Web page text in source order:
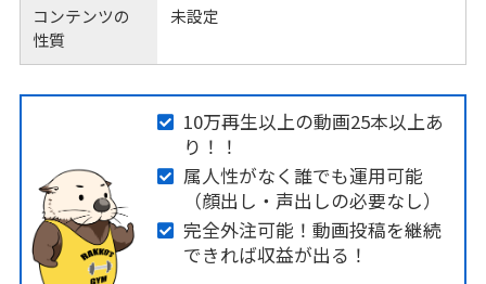
コンテンツの
性質
未設定
10万再生以上の動画25本以上あ
り！！
属人性がなく誰でも運用可能
（顔出し・声出しの必要なし）
完全外注可能！動画投稿を継続
できれば収益が出る！